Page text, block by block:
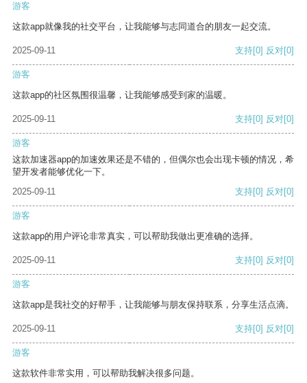
游客
这款app就像我的社交平台，让我能够与志同道合的朋友一起交流。
2025-09-11 支持[0] 反对[0]
游客
这款app的社区氛围很温馨，让我能够感受到家的温暖。
2025-09-11 支持[0] 反对[0]
游客
这款加速器app的加速效果还是不错的，但偶尔也会出现卡顿的情况，希
望开发者能够优化一下。
2025-09-11
支持[0] 反对[0]
游客
这款app的用户评论非常真实，可以帮助我做出更准确的选择。
2025-09-11 支持[0] 反对[0]
游客
这款app是我社交的好帮手，让我能够与朋友保持联系，分享生活点滴。
2025-09-11 支持[0] 反对[0]
游客
这款软件非常实用，可以帮助我解决很多问题。